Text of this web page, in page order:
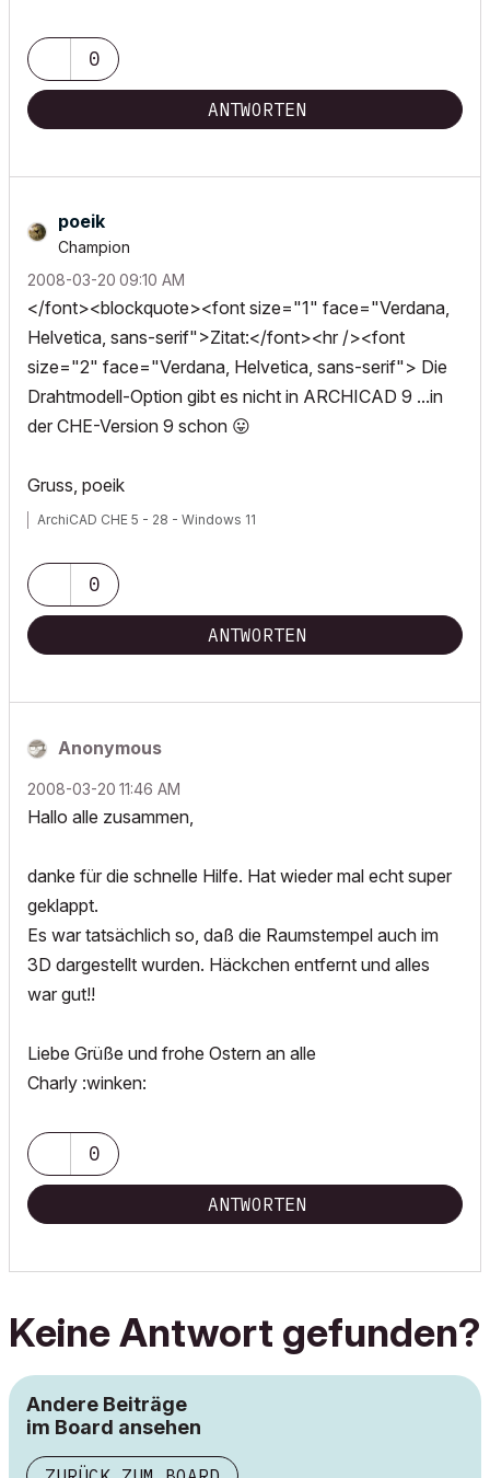
0
ANTWORTEN
poeik
Champion
‎2008-03-20 09:10 AM
</font><blockquote><font size="1" face="Verdana,
Helvetica, sans-serif">Zitat:</font><hr /><font
size="2" face="Verdana, Helvetica, sans-serif"> Die
Drahtmodell-Option gibt es nicht in ARCHICAD 9 ...in
der CHE-Version 9 schon 😛
Gruss, poeik
ArchiCAD CHE 5 - 28 - Windows 11
0
ANTWORTEN
Anonymous
‎2008-03-20 11:46 AM
Hallo alle zusammen,
danke für die schnelle Hilfe. Hat wieder mal echt super
geklappt.
Es war tatsächlich so, daß die Raumstempel auch im
3D dargestellt wurden. Häckchen entfernt und alles
war gut!!
Liebe Grüße und frohe Ostern an alle
Charly :winken:
0
ANTWORTEN
Keine Antwort gefunden?
Andere Beiträge
im Board ansehen